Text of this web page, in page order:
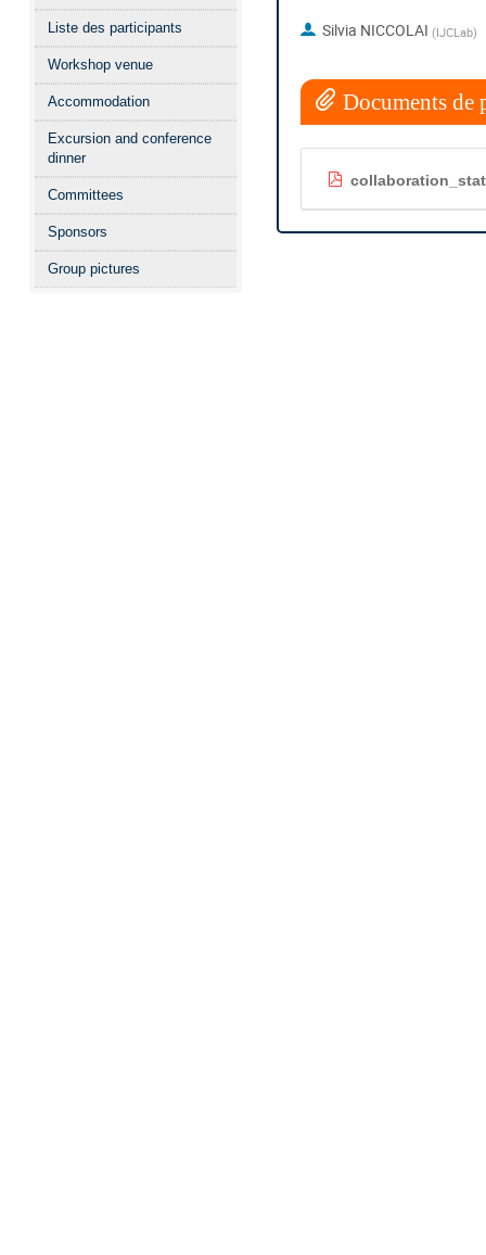
Liste des participants
Workshop venue
Accommodation
Excursion and conference
dinner
Committees
Sponsors
Group pictures
Silvia NICCOLAI (IJCLab)
Documents de